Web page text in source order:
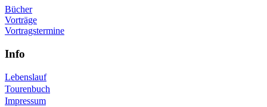
Bücher
Vorträge
Vortragstermine
Info
Lebenslauf
Tourenbuch
Impressum